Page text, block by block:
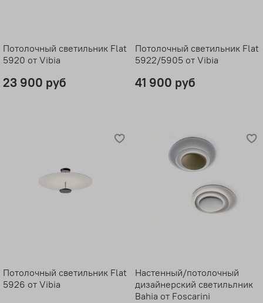
Потолочный светильник Flat
5920 от Vibia
23 900 руб
Потолочный светильник Flat
5922/5905 от Vibia
41 900 руб
Потолочный светильник Flat
5926 от Vibia
Настенный/потолочный
дизайнерский светильлник
Bahia от Foscarini